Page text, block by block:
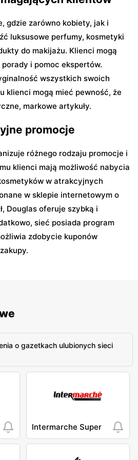
gdzie zarówno kobiety, jak i
luksusowe perfumy, kosmetyki
do makijażu. Klienci mogą
i pomoc ekspertów.
wszystkich swoich
klienci mogą mieć pewność, że
markowe artykuły.
promocje
różnego rodzaju promocje i
klienci mają możliwość nabycia
w atrakcyjnych
w sklepie internetowym o
Douglas oferuje szybką i
sieć posiada program
zdobycie kuponów
o gazetkach ulubionych sieci
Intermarche Super